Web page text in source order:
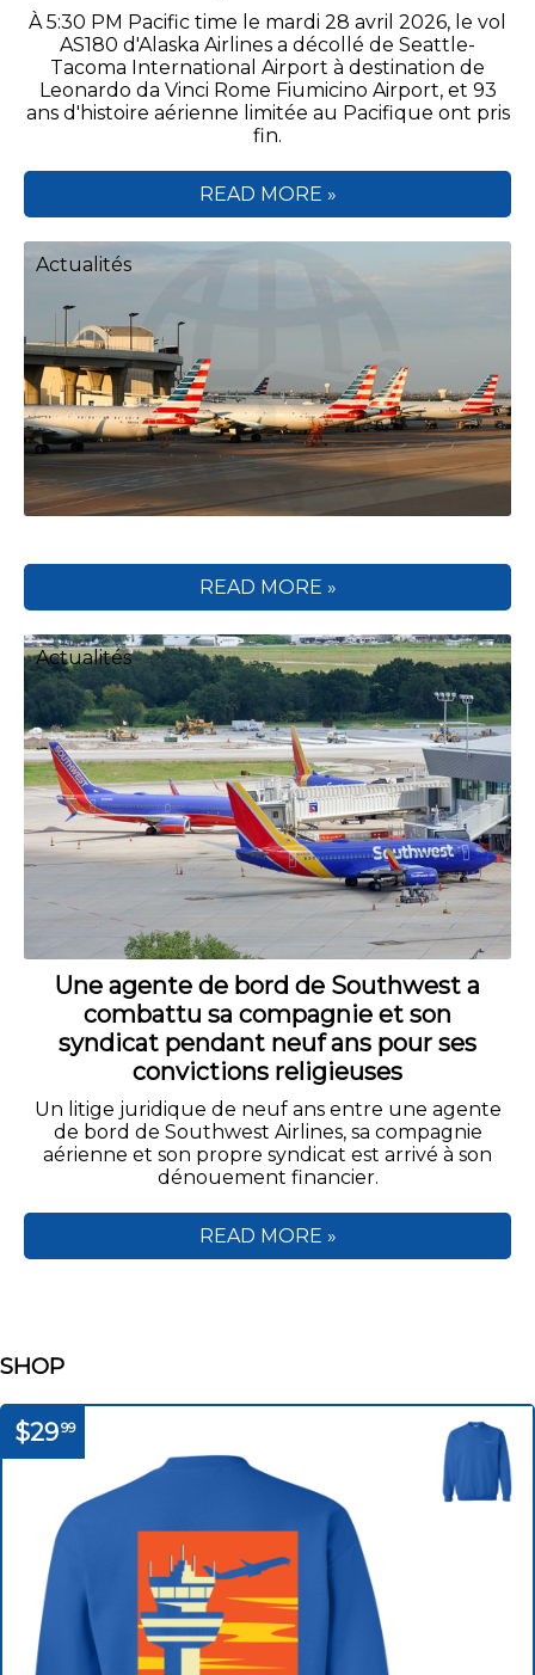
À 5:30 PM Pacific time le mardi 28 avril 2026, le vol
AS180 d'Alaska Airlines a décollé de Seattle-
Tacoma International Airport à destination de
Leonardo da Vinci Rome Fiumicino Airport, et 93
ans d'histoire aérienne limitée au Pacifique ont pris
fin.
READ MORE »
Actualités
READ MORE »
Une agente de bord de Southwest a
combattu sa compagnie et son
syndicat pendant neuf ans pour ses
convictions religieuses
Un litige juridique de neuf ans entre une agente
de bord de Southwest Airlines, sa compagnie
aérienne et son propre syndicat est arrivé à son
dénouement financier.
Actualités
READ MORE »
SHOP
$2999